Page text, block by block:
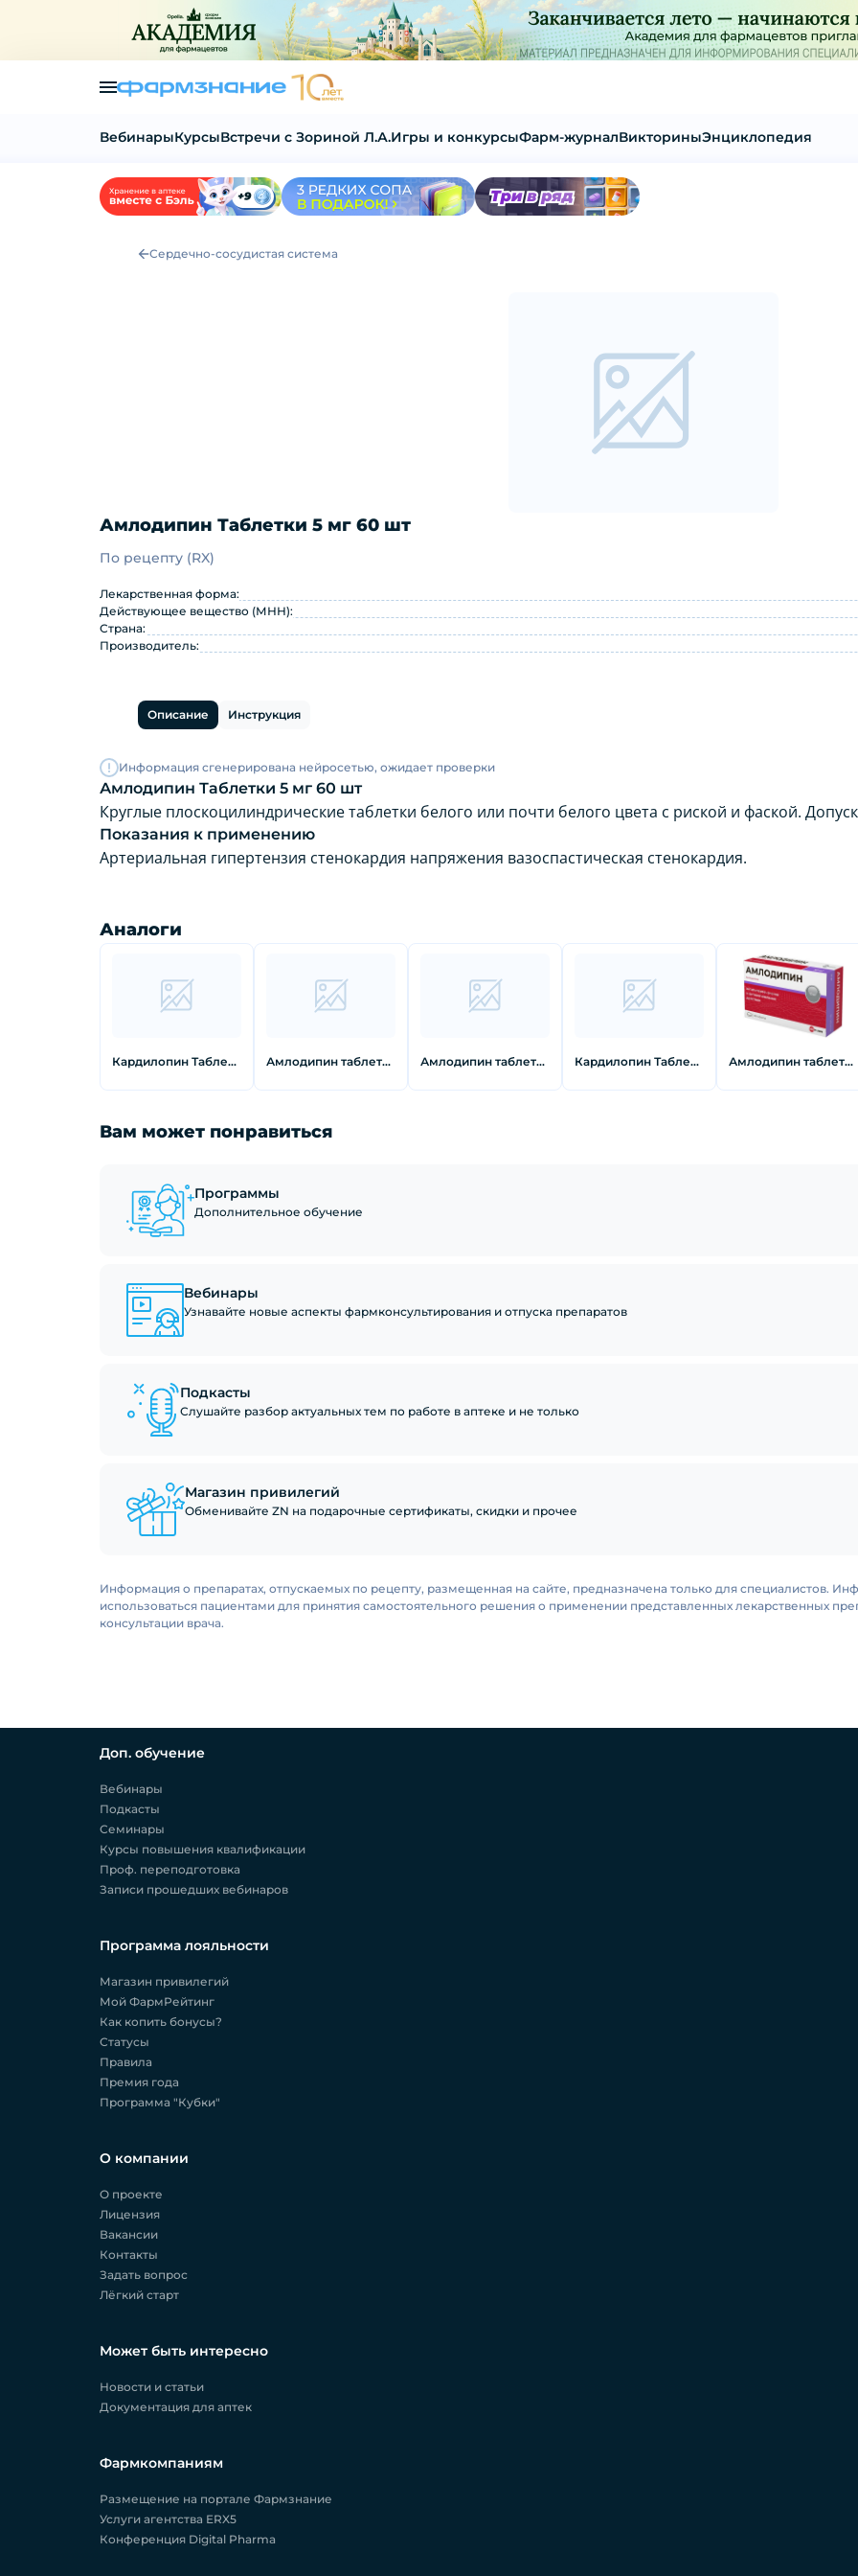
ВебинарыКурсыВстречи с Зориной Л.А.Игры и конкурсыФарм-журналВикториныЭнциклопедия
Сердечно-сосудистая система
Амлодипин Таблетки 5 мг 60 шт
Амлодипин Таблетки 5 мг 60 шт: инструкция по применению
По рецепту (RX)
Лекарственная форма:
Действующее вещество (МНН):
Страна:
Производитель:
Описание Инструкция
Информация сгенерирована нейросетью, ожидает проверки
Амлодипин Таблетки 5 мг 60 шт
Круглые плоскоцилиндрические таблетки белого или почти белого цвета с риской и фаской.
Показания к применению
Артериальная гипертензия стенокардия напряжения вазоспастическая стенокардия.
Аналоги
Кардилопин Таблетки 5 мг 30 шт Амлодипин таблетки 5 мг 120 шт Амлодипин таблетки 10 мг 90 шт Кардилопин Таблетки 10 мг 30 шт Амлодипин таблетки 10 мг 60 шт
Вам может понравиться
Программы
Дополнительное обучение
Вебинары
Узнавайте новые аспекты фармконсультирования и отпуска препаратов
Подкасты
Слушайте разбор актуальных тем по работе в аптеке и не только
Магазин привилегий
Обменивайте ZN на подарочные сертификаты, скидки и прочее
Информация о препаратах, отпускаемых по рецепту, размещенная на сайте, предназначена только для специалистов.
использоваться пациентами для принятия самостоятельного решения о применении представленных лекарственных
консультации врача.
Доп. обучение
Вебинары
Подкасты
Семинары
Курсы повышения квалификации
Проф. переподготовка
Записи прошедших вебинаров
Программа лояльности
Магазин привилегий
Мой ФармРейтинг
Как копить бонусы?
Статусы
Правила
Премия года
Программа "Кубки"
О компании
О проекте
Лицензия
Вакансии
Контакты
Задать вопрос
Лёгкий старт
Может быть интересно
Новости и статьи
Документация для аптек
Фармкомпаниям
Размещение на портале Фармзнание
Услуги агентства ERX5
Конференция Digital Pharma